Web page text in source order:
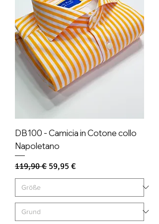
DB100 - Camicia in Cotone collo
Napoletano
Standardpreis
119,90 € Sale-Preis
59,95 €